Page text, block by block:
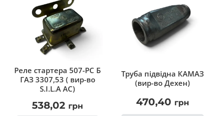
Реле стартера 507-РС Б
ГАЗ 3307,53 ( вир-во
S.I.L.A AC)
538,02 грн
Труба підвідна КАМАЗ
(вир-во Дехен)
470,40 грн